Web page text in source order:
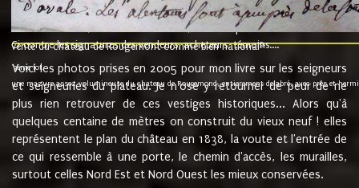
présent......"
suivent les rentes, donation des terriers, etc... au prix de 880 livre louis
Ci contre les signatures des vendeurs, acheteurs, témoins....
vente du château de Rougemont comme bien national9.
"3ème lot
une mazure assez volumineuse du chateau de Rougemond, entierement delabré, avec près et
Voici les photos prises en 2005 pour mon livre sur les seigneurs
et seigneuries du plateau. Je n'ose y retourner de peur de ne
plus rien retrouver de ces vestiges historiques... Alors qu'à
quelques centaine de mètres on construit du vieux neuf ! elles
représentent le plan du château en 1838, la voute et l'entrée de
ce qui ressemble à une porte, le chemin d'accès, les murailles,
surtout celles Nord Est et Nord Ouest les mieux conservées.